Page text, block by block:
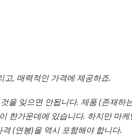
, 매력적인 가격에 제공하죠.
을 잊으면 안됩니다. 제품 (존재하
한가운데에 있습니다. 하지만 마케
(연봉)을 역시 포함해야 합니다.